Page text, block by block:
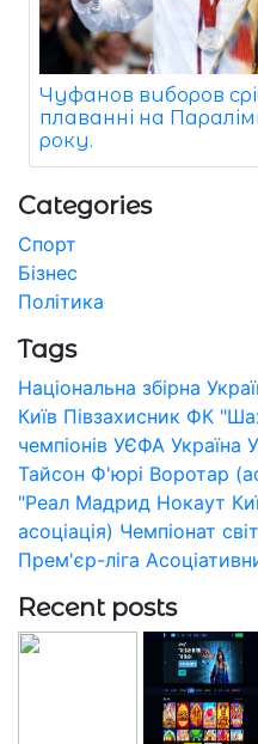
Чуфанов виборов
плаванні на
року.
Categories
Спорт
Бізнес
Політика
Tags
Національна збірна
Київ Півзахисник ФК
чемпіонів УЄФА Україна
Тайсон Ф'юрі Воротар
"Реал Мадрид Нокаут
асоціація) Чемпіонат
Прем'єр-ліга
Recent posts